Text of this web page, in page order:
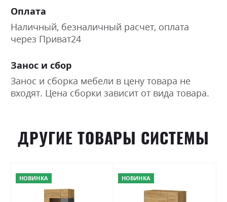
Оплата
Наличный, безналичный расчет, оплата
через Приват24
Занос и сбор
Занос и сборка мебели в цену товара не
входят. Цена сборки зависит от вида товара.
ДРУГИЕ ТОВАРЫ СИСТЕМЫ
НОВИНКА НОВИНКА